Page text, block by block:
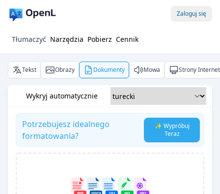
Zaloguj się
Tłumaczyć Narzędzia Pobierz Cennik
Tekst Obrazy Dokumenty Mowa Strony
Wykryj automatycznie
Potrzebujesz idealnego
formatowania?
✨ Wypróbuj
Teraz